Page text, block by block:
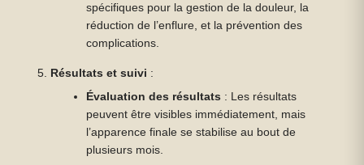
spécifiques pour la gestion de la douleur, la
réduction de l’enflure, et la prévention des
complications.
Résultats et suivi :
Évaluation des résultats : Les résultats
peuvent être visibles immédiatement, mais
l’apparence finale se stabilise au bout de
plusieurs mois.